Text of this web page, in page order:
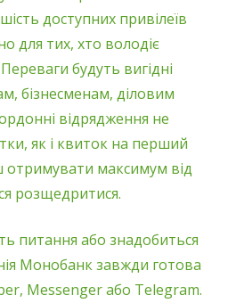
доступних привілеїв
для тих, хто володіє
будуть вигідні
бізнесменам, діловим
відрядження не
як і квиток на перший
отримувати максимум від
розщедритися.
питання або знадобиться
Монобанк завжди готова
Messenger або Telegram.